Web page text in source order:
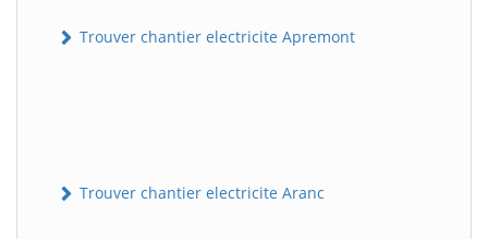
Trouver chantier electricite Apremont
Trouver chantier electricite Aranc